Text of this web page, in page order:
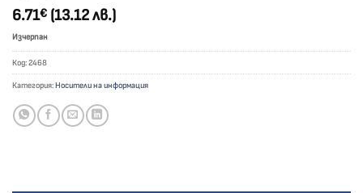
6.71€ (13.12 лв.)
Изчерпан
Код:2468
Категория:Носители на информация